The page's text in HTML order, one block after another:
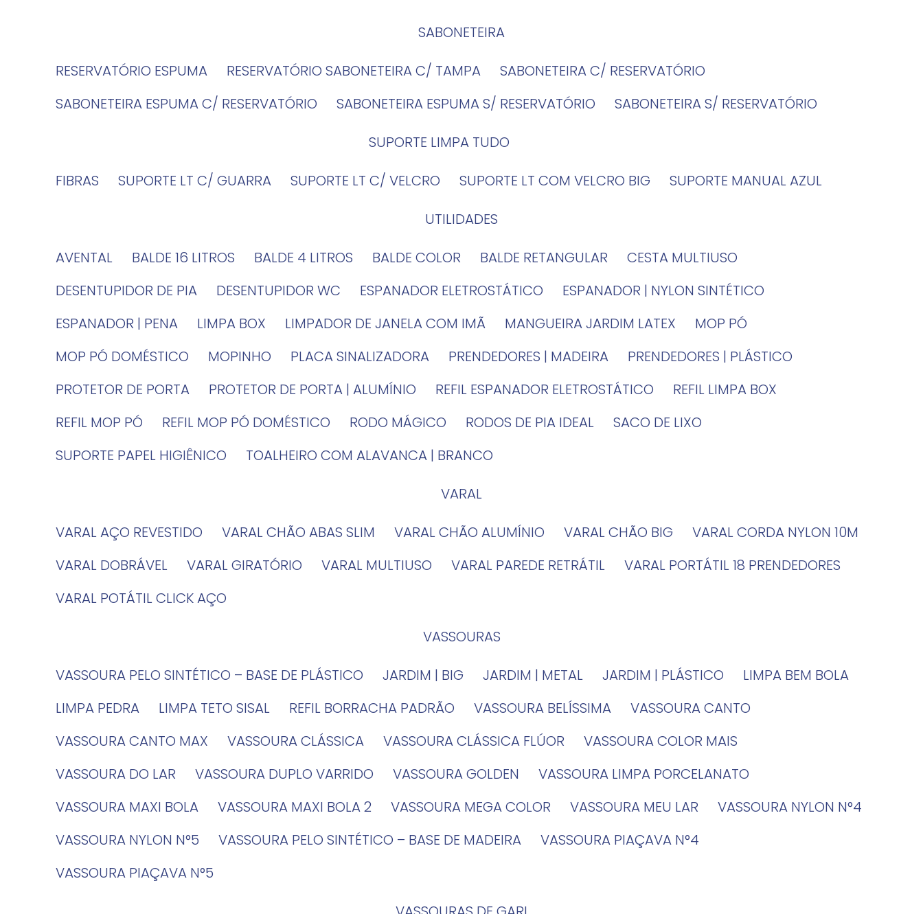
SABONETEIRA
RESERVATÓRIO ESPUMA
RESERVATÓRIO SABONETEIRA C/ TAMPA
SABONETEIRA C/ RESERVATÓRIO
SABONETEIRA ESPUMA C/ RESERVATÓRIO
SABONETEIRA ESPUMA S/ RESERVATÓRIO
SABONETEIRA S/ RESERVATÓRIO
SUPORTE LIMPA TUDO
FIBRAS
SUPORTE LT C/ GUARRA SUPORTE LT C/ VELCRO SUPORTE LT COM VELCRO BIG
SUPORTE MANUAL AZUL
UTILIDADES
AVENTAL
BALDE 16 LITROS BALDE 4 LITROS BALDE COLOR BALDE RETANGULAR
CESTA MULTIUSO
DESENTUPIDOR DE PIA
DESENTUPIDOR WC ESPANADOR ELETROSTÁTICO
ESPANADOR | NYLON SINTÉTICO
ESPANADOR | PENA
LIMPA BOX LIMPADOR DE JANELA COM IMÃ MANGUEIRA JARDIM LATEX
MOP PÓ
MOP PÓ DOMÉSTICO
MOPINHO PLACA SINALIZADORA PRENDEDORES | MADEIRA
PRENDEDORES | PLÁSTICO
PROTETOR DE PORTA
PROTETOR DE PORTA | ALUMÍNIO REFIL ESPANADOR ELETROSTÁTICO
REFIL LIMPA BOX
REFIL MOP PÓ
REFIL MOP PÓ DOMÉSTICO RODO MÁGICO RODOS DE PIA IDEAL
SACO DE LIXO
SUPORTE PAPEL HIGIÊNICO
TOALHEIRO COM ALAVANCA | BRANCO
VARAL
VARAL AÇO REVESTIDO
VARAL CHÃO ABAS SLIM VARAL CHÃO ALUMÍNIO VARAL CHÃO BIG
VARAL CORDA NYLON 10M
VARAL DOBRÁVEL
VARAL GIRATÓRIO VARAL MULTIUSO VARAL PAREDE RETRÁTIL
VARAL PORTÁTIL 18 PRENDEDORES
VARAL POTÁTIL CLICK AÇO
VASSOURAS
VASSOURA PELO SINTÉTICO – BASE DE PLÁSTICO
JARDIM | BIG JARDIM | METAL JARDIM | PLÁSTICO
LIMPA BEM BOLA
LIMPA PEDRA
LIMPA TETO SISAL REFIL BORRACHA PADRÃO VASSOURA BELÍSSIMA
VASSOURA CANTO
VASSOURA CANTO MAX
VASSOURA CLÁSSICA VASSOURA CLÁSSICA FLÚOR
VASSOURA COLOR MAIS
VASSOURA DO LAR
VASSOURA DUPLO VARRIDO VASSOURA GOLDEN
VASSOURA LIMPA PORCELANATO
VASSOURA MAXI BOLA
VASSOURA MAXI BOLA 2 VASSOURA MEGA COLOR VASSOURA MEU LAR
VASSOURA NYLON N°4
VASSOURA NYLON N°5
VASSOURA PELO SINTÉTICO – BASE DE MADEIRA
VASSOURA PIAÇAVA N°4
VASSOURA PIAÇAVA N°5